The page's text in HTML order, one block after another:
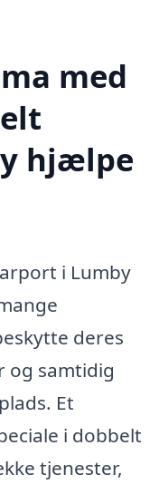
med
hjælpe
i Lumby
deres
og samtidig
Et
i dobbelt
tjenester,